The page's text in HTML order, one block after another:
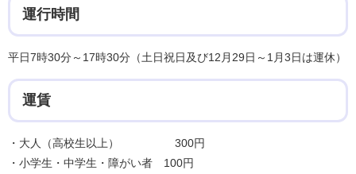
運行時間
平日7時30分～17時30分（土日祝日及び12月29日～1月3日は運休）
運賃
・大人（高校生以上） 300円
・小学生・中学生・障がい者 100円